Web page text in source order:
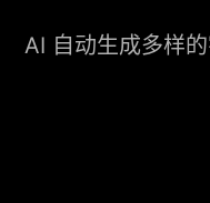
AI 自动生成多样